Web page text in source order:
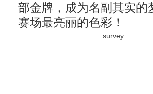
部金牌，成为名副其实的
赛场最亮丽的色彩！
survey